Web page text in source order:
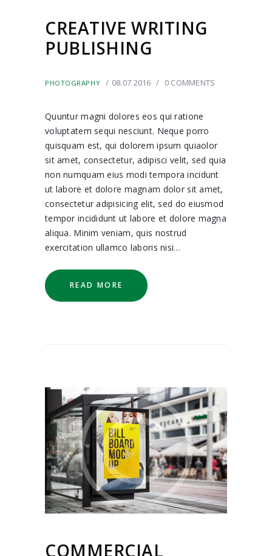
CREATIVE WRITING
PUBLISHING
PHOTOGRAPHY 08.07.2016 0 COMMENTS
Quuntur magni dolores eos qui ratione
voluptatem sequi nesciunt. Neque porro
quisquam est, qui dolorem ipsum quiaolor
sit amet, consectetur, adipisci velit, sed quia
non numquam eius modi tempora incidunt
ut labore et dolore magnam dolor sit amet,
consectetur adipisicing elit, sed do eiusmod
tempor incididunt ut labore et dolore magna
aliqua. Minim veniam, quis nostrud
exercitation ullamco laboris nisi…
READ MORE
COMMERCIAL